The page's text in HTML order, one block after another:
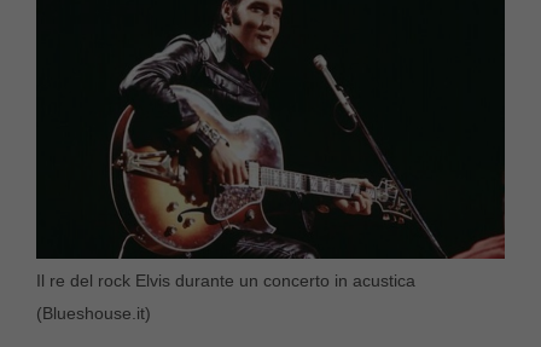
Il re del rock Elvis durante un concerto in acustica
(Blueshouse.it)